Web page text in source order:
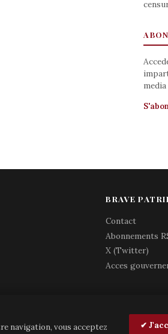
BRAVE
Contact
Abonnements
X (Twitter)
Acces
—
navigation, vous acceptez
✔